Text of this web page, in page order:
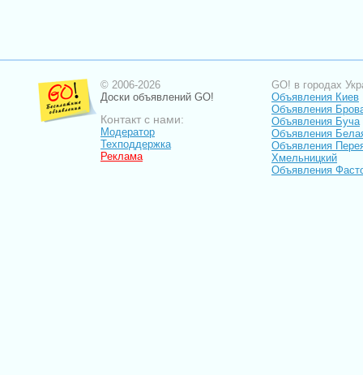
© 2006-2026
Доски объявлений GO!
Контакт с нами:
Модератор
Техподдержка
Реклама
GO! в городах
Объявления Киев
Объявления
Объявления Буча
Объявления
Объявления
Хмельницкий
Объявления